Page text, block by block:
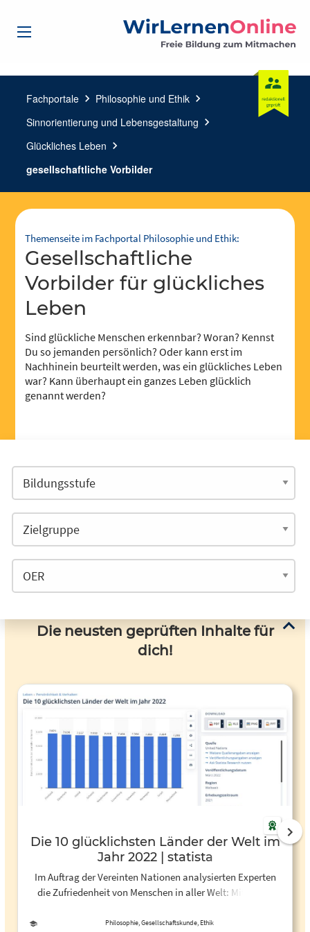
Fachportale chevron_right Philosophie und Ethik chevron_right
Sinnorientierung und Lebensgestaltung chevron_right
Glückliches Leben chevron_right
gesellschaftliche Vorbilder
Themenseite im Fachportal Philosophie und Ethik:
gesellschaftliche
Vorbilder für glückliches
Leben
Sind glückliche Menschen erkennbar? Woran? Kennst
Du so jemanden persönlich? Oder kann erst im
Nachhinein beurteilt werden, was ein glückliches Leben
war? Kann überhaupt ein ganzes Leben glücklich
genannt werden?
Die neusten geprüften Inhalte für
dich!
Die 10 glücklichsten Länder der Welt im
Jahr 2022 | statista
Im Auftrag der Vereinten Nationen analysierten Experten
die Zufriedenheit von Menschen in aller Welt: Mit einem
der Erhebung das glücklichste Land der Welt. Auf dem
Philosophie, Gesellschaftskunde, Ethik